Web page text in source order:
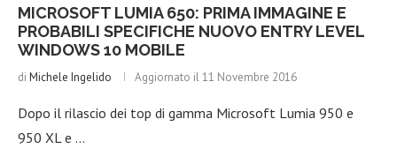
MICROSOFT LUMIA 650: PRIMA IMMAGINE E
PROBABILI SPECIFICHE NUOVO ENTRY LEVEL
WINDOWS 10 MOBILE
di Michele Ingelido Aggiornato il11 Novembre 2016
Dopo il rilascio dei top di gamma Microsoft Lumia 950 e
950 XL e …